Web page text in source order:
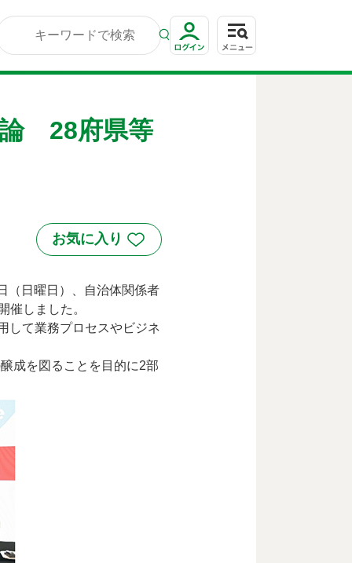
論 28府県等
（日曜日）、自治体関係者
催しました。
して業務プロセスやビジネ
成を図ることを目的に2部